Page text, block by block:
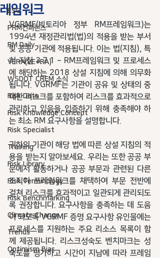
ESG
PRM컨퍼런스
RM Daily
VERA(VE+RA)
WSDOT CREM 소식
Risk Data
Risk Knowledge.Concept
Risk Specialist
Training
Risk Library
Risk Terminology
Risk Benchmarking
Climate Change
Trends
Optimism Bias
레임워크
VGRMF(빅토리아 정부 RM프레임워크)는
1994년 재정관리법(법)의 적용을 받는 부서
및 공공 기관에 적용됩니다. 이는 법(지침), 특
히 지침 3.7.1 – RM프레임워크 및 프로세스
에 해당하는 2018 상설 지침에 의해 의무화
됩니다. VGRMF는 기관이 공유 및 상태의 중
대한 리스크를 포함하여 리스크를 효과적으로
관리하고 있음을 입증하기 위해 충족해야 하
는 최소 RM 요구사항을 설명합니다.
귀하의 기관이 해당 법에 따른 상설 지침의 적
용을 받는지 알아보세요. 우리는 또한 공공 부
문에서 활동하거나 공공 부문과 관련된 다른
조직이 프레임워크를 채택하여 부문 전반에
걸쳐 리스크를 효과적이고 일관되게 관리되도
록 권장합니다. 요구사항을 충족하는 데 도움
이 되도록 VGRMF 증명 요구사항 유인물에는
프로세스를 지원하는 주요 리소스 목록이 함
께 제공됩니다. 리스크성숙도 벤치마크는 성
숙도를 평가하고 시간이 지남에 따라 프레임